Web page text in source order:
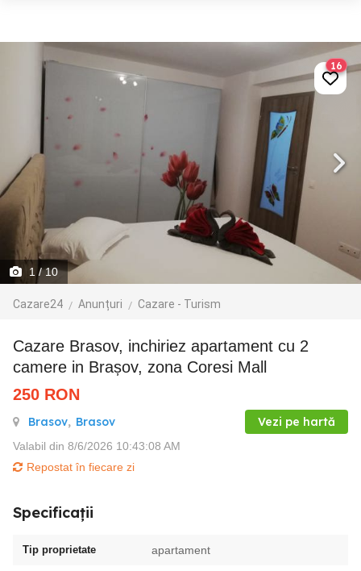
1 / 10
Cazare24 Anunțuri Cazare - Turism
16
cazare Brasov, inchiriez apartament cu 2
camere in Brașov, zona Coresi Mall
250 RON
Brasov, Brasov Vezi pe hartă
Valabil din 8/6/2026 10:43:08 AM
Repostat în fiecare zi
Specificații
Tip proprietate apartament